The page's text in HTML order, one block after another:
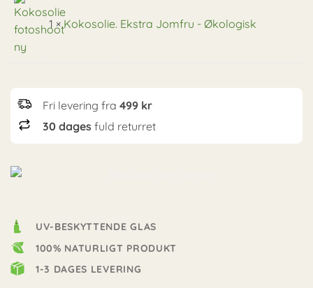
1 ×Kokosolie. Ekstra Jomfru - Økologisk
Fri levering fra 499 kr
30 dages fuld returret
UV-BESKYTTENDE GLAS
100% NATURLIGT PRODUKT
1-3 DAGES LEVERING